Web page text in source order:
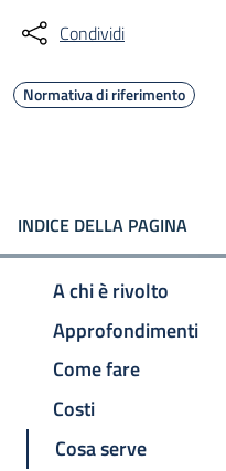
Condividi
Normativa di riferimento
INDICE DELLA PAGINA
A chi è rivolto
Approfondimenti
Come fare
Costi
Cosa serve